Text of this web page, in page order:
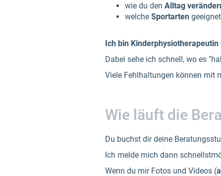
wie du den Alltag
welche Sportarten
Ich bin
Dabei sehe ich schnell, wo es
Viele Fehlhaltungen können mit
Wie läuft die
Du buchst dir deine
Ich melde mich dann
Wenn du mir Fotos und Videos (